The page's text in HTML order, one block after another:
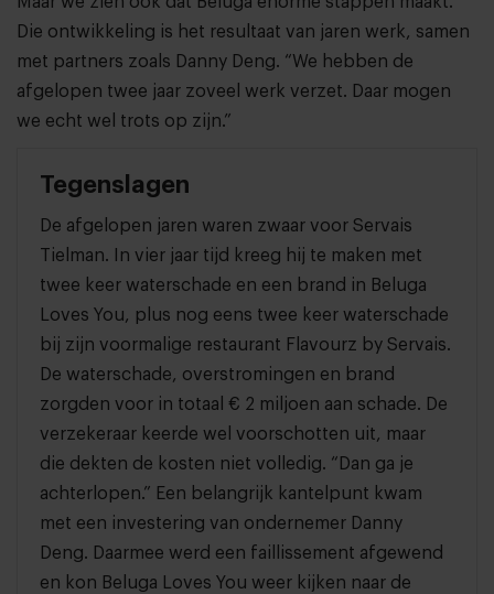
Die ontwikkeling is het resultaat van jaren werk, samen
met partners zoals Danny Deng. “We hebben de
afgelopen twee jaar zoveel werk verzet. Daar mogen
we echt wel trots op zijn.”
Tegenslagen
De afgelopen jaren waren zwaar voor Servais
Tielman. In vier jaar tijd kreeg hij te maken met
twee keer waterschade en een brand in Beluga
Loves You, plus nog eens twee keer waterschade
bij zijn voormalige restaurant Flavourz by Servais.
De waterschade, overstromingen en brand
zorgden voor in totaal € 2 miljoen aan schade. De
verzekeraar keerde wel voorschotten uit, maar
die dekten de kosten niet volledig. “Dan ga je
achterlopen.” Een belangrijk kantelpunt kwam
met een investering van ondernemer Danny
Deng. Daarmee werd een faillissement afgewend
en kon Beluga Loves You weer kijken naar de